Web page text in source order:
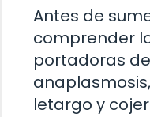
Antes de
comprender
portadoras
letargo y